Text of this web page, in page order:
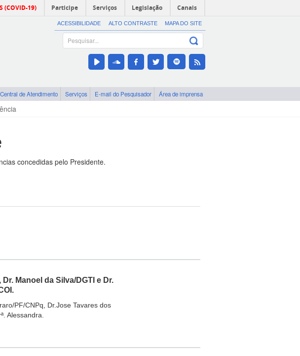
(COVID-19) Participe Serviços Legislação Canais
ACESSIBILIDADE ALTO CONTRASTE MAPA DO SITE
Central de Atendimento Serviços E-mail do Pesquisador Área de imprensa
concedidas pelo Presidente.
Manoel da Silva/DGTI e Dr.
PF/CNPq, Dr.Jose Tavares dos
Alessandra.